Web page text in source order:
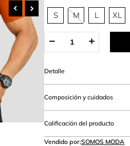
S M L XL
Detalle
Composición y cuidados
Calificación del producto
Vendido por:SOMOS MODA